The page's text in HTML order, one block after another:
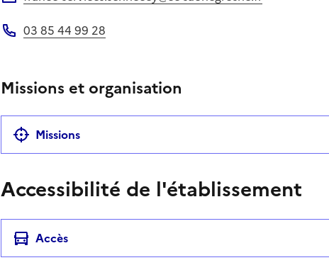
03 85 44 99 28
Missions et organisation
Missions
Accessibilité de l'établissement
Accès